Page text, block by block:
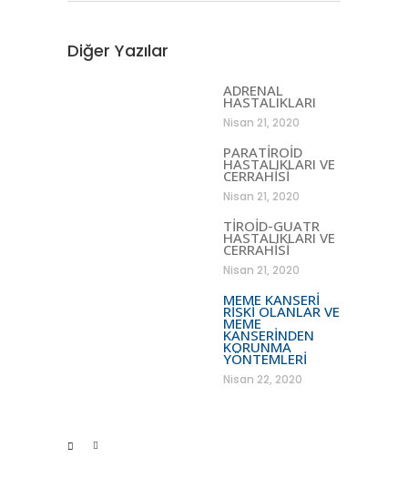
Diğer Yazılar
ADRENAL
HASTALIKLARI
Nisan 21, 2020
PARATİROİD
HASTALIKLARI VE
CERRAHİSİ
Nisan 21, 2020
TİROİD-GUATR
HASTALIKLARI VE
CERRAHİSİ
Nisan 21, 2020
MEME KANSERİ
RİSKİ OLANLAR VE
MEME
KANSERİNDEN
KORUNMA
YÖNTEMLERİ
Nisan 22, 2020